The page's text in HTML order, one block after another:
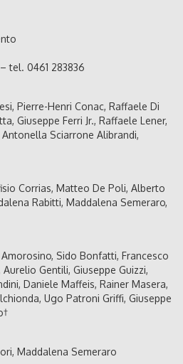
tel. 0461 283836
Pierre-Henri Conac, Raffaele Di
Giuseppe Ferri Jr., Raffaele Lener,
Sciarrone Alibrandi,
Corrias, Matteo De Poli, Alberto
Rabitti, Maddalena Semeraro,
Sido Bonfatti, Francesco
Gentili, Giuseppe Guizzi,
Daniele Maffeis, Rainer Masera,
Ugo Patroni Griffi, Giuseppe
Maddalena Semeraro